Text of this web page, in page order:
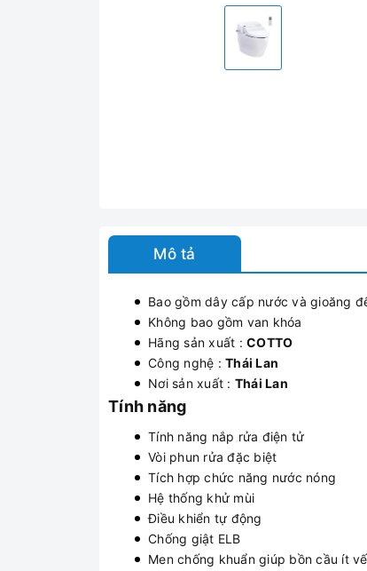
Mô tả
Bao gồm dây cấp nước và gioăng
Không bao gồm van khóa
Hãng sản xuất : COTTO
Công nghệ : Thái Lan
Nơi sản xuất : Thái Lan
Tính năng
Tính năng nắp rửa điện tử
Vòi phun rửa đặc biệt
Tích hợp chức năng nước nóng
Hệ thống khử mùi
Điều khiển tự động
Chống giật ELB
Men chống khuẩn giúp bồn cầu ít